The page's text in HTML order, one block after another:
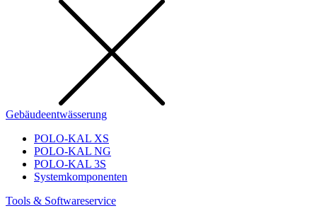
Gebäudeentwässerung
POLO-KAL XS
POLO-KAL NG
POLO-KAL 3S
Systemkomponenten
Tools & Softwareservice